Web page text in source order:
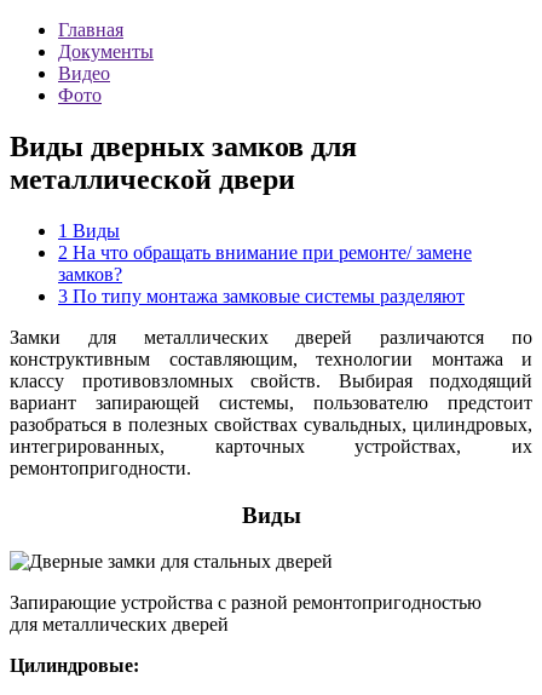
Главная
Документы
Видео
Фото
Виды дверных замков для
металлической двери
1 Виды
2 На что обращать внимание при ремонте/ замене
замков?
3 По типу монтажа замковые системы разделяют
Замки для металлических дверей различаются по
конструктивным составляющим, технологии монтажа и
классу противовзломных свойств. Выбирая подходящий
вариант запирающей системы, пользователю предстоит
разобраться в полезных свойствах сувальдных, цилиндровых,
интегрированных, карточных устройствах, их
ремонтопригодности.
Виды
Запирающие устройства с разной ремонтопригодностью
для металлических дверей
Цилиндровые: